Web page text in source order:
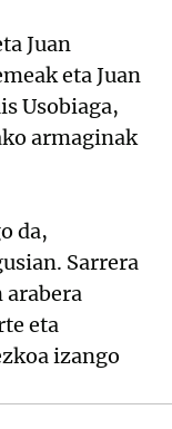
Juan
eta Juan
Usobiaga,
armaginak
da,
Sarrera
arabera
eta
izango